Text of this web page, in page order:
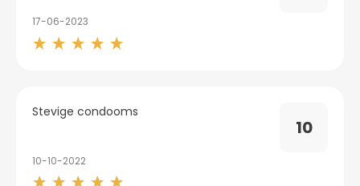
17-06-2023
10
Stevige condooms
10-10-2022